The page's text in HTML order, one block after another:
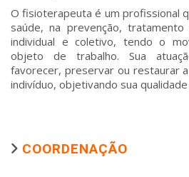
O fisioterapeuta é um profissional
saúde, na prevenção,
individual e coletivo, tendo o
objeto de trabalho. Sua
favorecer, preservar ou restaurar
indivíduo, objetivando sua
COORDENAÇÃO